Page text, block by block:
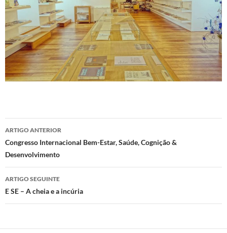
Navegação
de
artigos
ARTIGO ANTERIOR
Congresso Internacional Bem-Estar, Saúde, Cognição &
Desenvolvimento
ARTIGO SEGUINTE
E SE – A cheia e a incúria